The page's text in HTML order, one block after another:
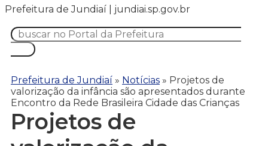
Prefeitura de Jundiaí | jundiai.sp.gov.br
Prefeitura de Jundiaí » Notícias » Projetos de
valorização da infância são apresentados durante
Encontro da Rede Brasileira Cidade das Crianças
Projetos de